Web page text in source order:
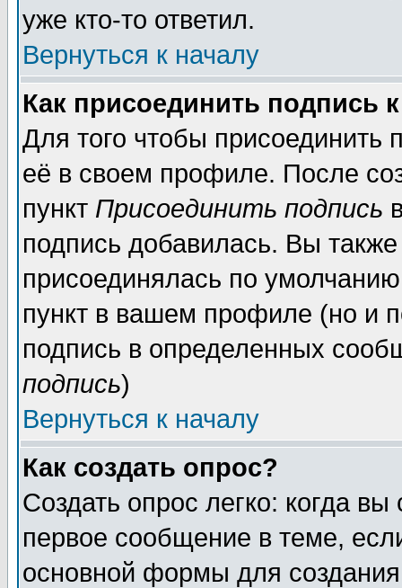
уже кто-то ответил.
Вернуться к началу
Как присоединить подпись
Для того чтобы присоединить
её в своем профиле. После
пункт Присоединить подпись
подпись добавилась. Вы
присоединялась по
пункт в вашем профиле (но и
подпись в определенных
подпись)
Вернуться к началу
Как создать опрос?
Создать опрос легко: когда
первое сообщение в теме,
основной формы для